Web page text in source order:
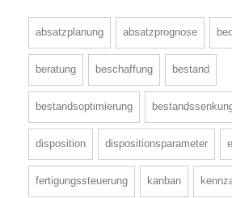
absatzplanung absatzprognose
beratung beschaffung bestand
bestandsoptimierung
disposition dispositionsparameter
fertigungssteuerung kanban